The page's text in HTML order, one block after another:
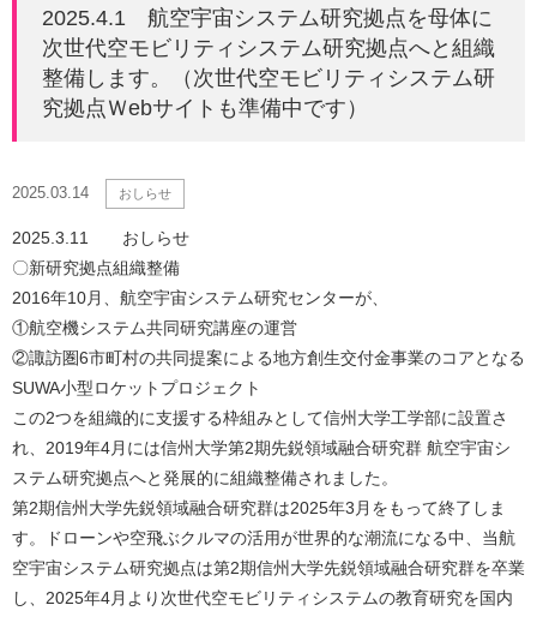
2025.4.1 航空宇宙システム研究拠点を母体に
次世代空モビリティシステム研究拠点へと組織
整備します。（次世代空モビリティシステム研
究拠点Ｗebサイトも準備中です）
2025.03.14 おしらせ
2025.3.11 おしらせ
〇新研究拠点組織整備
2016年10月、航空宇宙システム研究センターが、
①航空機システム共同研究講座の運営
②諏訪圏6市町村の共同提案による地方創生交付金事業のコアとなる
SUWA小型ロケットプロジェクト
この2つを組織的に支援する枠組みとして信州大学工学部に設置さ
れ、2019年4月には信州大学第2期先鋭領域融合研究群 航空宇宙シ
ステム研究拠点へと発展的に組織整備されました。
第2期信州大学先鋭領域融合研究群は2025年3月をもって終了しま
す。ドローンや空飛ぶクルマの活用が世界的な潮流になる中、当航
空宇宙システム研究拠点は第2期信州大学先鋭領域融合研究群を卒業
し、2025年4月より次世代空モビリティシステムの教育研究を国内